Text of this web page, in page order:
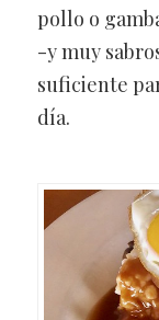
pollo o
-y muy
suficiente
día.